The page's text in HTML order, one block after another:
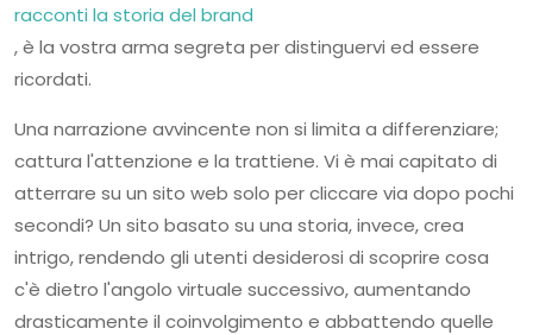
racconti la storia del brand
, è la vostra arma segreta per distinguervi ed essere
ricordati.
Una narrazione avvincente non si limita a differenziare;
cattura l'attenzione e la trattiene. Vi è mai capitato di
atterrare su un sito web solo per cliccare via dopo pochi
secondi? Un sito basato su una storia, invece, crea
intrigo, rendendo gli utenti desiderosi di scoprire cosa
c'è dietro l'angolo virtuale successivo, aumentando
drasticamente il coinvolgimento e abbattendo quelle